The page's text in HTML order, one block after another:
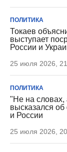
ПОЛИТИКА
Токаев
выступает
России и
25 июля 2026,
ПОЛИТИКА
"Не на словах,
высказался
и России
25 июля 2026,